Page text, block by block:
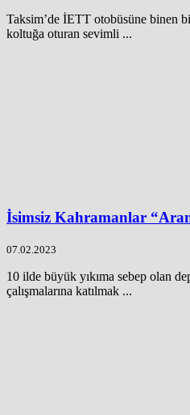
Taksim’de İETT otobüsüne binen
koltuğa oturan sevimli ...
İsimsiz Kahramanlar
07.02.2023
10 ilde büyük yıkıma sebep olan
çalışmalarına katılmak ...